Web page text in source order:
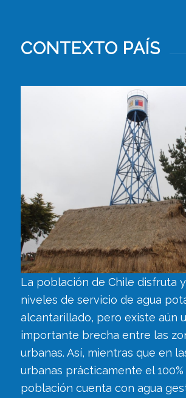
CONTEXTO PAÍS
La población de Chile disfruta
niveles de servicio de agua
alcantarillado, pero existe aún
importante brecha entre las
urbanas. Así, mientras que en
urbanas prácticamente el 100%
población cuenta con agua